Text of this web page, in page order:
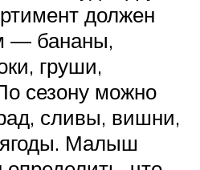
должен
— бананы,
груши,
сезону можно
сливы, вишни,
Малыш